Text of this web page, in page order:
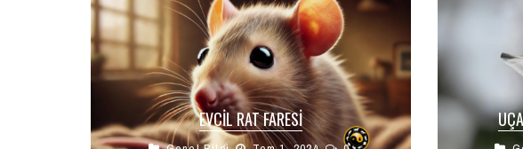
EVCIL RAT FARESI